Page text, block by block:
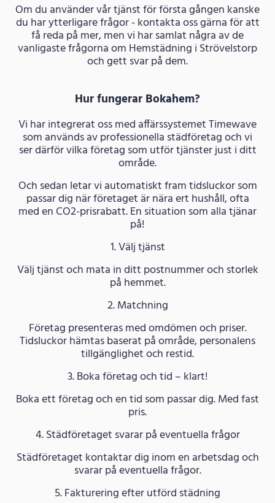
Om du använder vår tjänst för första gången kanske
du har ytterligare frågor - kontakta oss gärna för att
få reda på mer, men vi har samlat några av de
vanligaste frågorna om Hemstädning i Strövelstorp
och gett svar på dem.
Hur fungerar Bokahem?
Vi har integrerat oss med affärssystemet Timewave
som används av professionella städföretag och vi
ser därför vilka företag som utför tjänster just i ditt
område.
Och sedan letar vi automatiskt fram tidsluckor som
passar dig när företaget är nära ert hushåll, ofta
med en CO2-prisrabatt. En situation som alla tjänar
på!
1. Välj tjänst
Välj tjänst och mata in ditt postnummer och storlek
på hemmet.
2. Matchning
Företag presenteras med omdömen och priser.
Tidsluckor hämtas baserat på område, personalens
tillgänglighet och restid.
3. Boka företag och tid – klart!
Boka ett företag och en tid som passar dig. Med fast
pris.
4. Städföretaget svarar på eventuella frågor
Städföretaget kontaktar dig inom en arbetsdag och
svarar på eventuella frågor.
5. Fakturering efter utförd städning